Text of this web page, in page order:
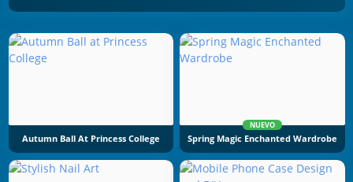
Autumn Ball At Princess College
NUEVO
Spring Magic Enchanted Wardrobe